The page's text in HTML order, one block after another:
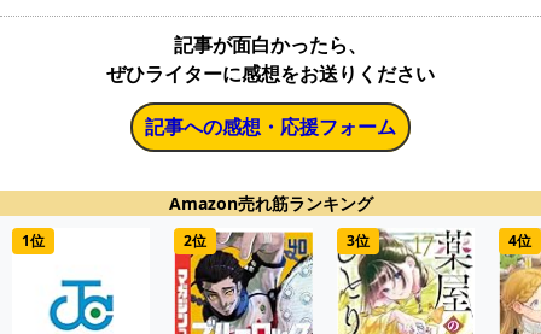
記事が面白かったら、
ぜひライターに感想をお送りください
記事への感想・応援フォーム
Amazon売れ筋ランキング
1位 2位 3位 4位